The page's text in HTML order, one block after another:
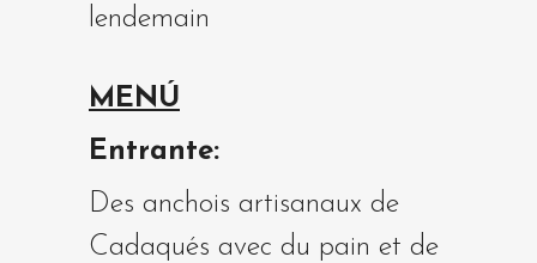
lendemain
MENÚ
Entrante:
Des anchois artisanaux de
Cadaqués avec du pain et de